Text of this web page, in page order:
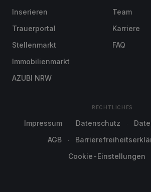
Inserieren
Trauerportal
Stellenmarkt
Immobilienmarkt
AZUBI NRW
Team
Karriere
FAQ
RECHTLICHES
Impressum Datenschutz
AGB
Cookie-Einstellungen